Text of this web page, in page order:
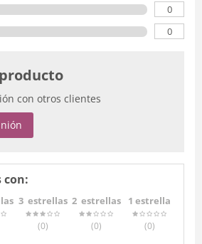
0
0
con otros clientes
con:
3 estrellas
(0)
2 estrellas
(0)
1 estrella
(0)